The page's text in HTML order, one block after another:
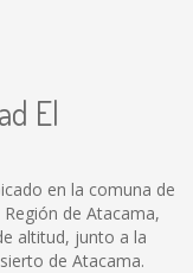
El
en la comuna de
de Atacama,
altitud, junto a la
de Atacama.